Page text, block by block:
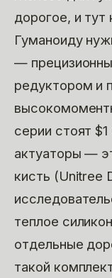
дорогое, и тут
Гуманоиду
—
редуктором и
серии стоят
актуаторы —
кисть (Unitree
теплое
отдельные
такой